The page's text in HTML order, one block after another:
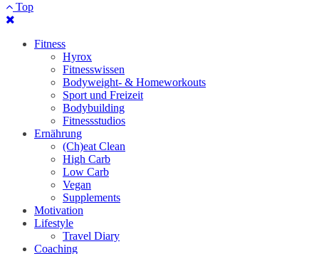
Top
Fitness
Hyrox
Fitnesswissen
Bodyweight- & Homeworkouts
Sport und Freizeit
Bodybuilding
Fitnessstudios
Ernährung
(Ch)eat Clean
High Carb
Low Carb
Vegan
Supplements
Motivation
Lifestyle
Travel Diary
Coaching